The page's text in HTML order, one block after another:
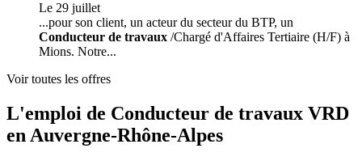
Le 29 juillet
...pour son client, un acteur du secteur du BTP, un
Conducteur de travaux /Chargé d'Affaires Tertiaire (H/F) à
Mions. Notre...
Voir toutes les offres
L'emploi de Conducteur de travaux VRD
en Auvergne-Rhône-Alpes